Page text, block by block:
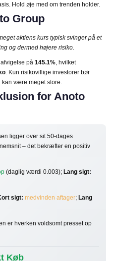
Hold øje med om trenden holder.
Group
aktiens kurs typisk svinger på et
og dermed højere risiko.
på 145.1%, hvilket
. Kun risikovillige investorer bør
kan være meget store.
for Anoto
ligger over sit 50-dages
– det bekræfter en positiv
(daglig værdi 0.003); Lang sigt:
sigt: medvinden aftager; Lang
er hverken voldsomt presset op
Køb